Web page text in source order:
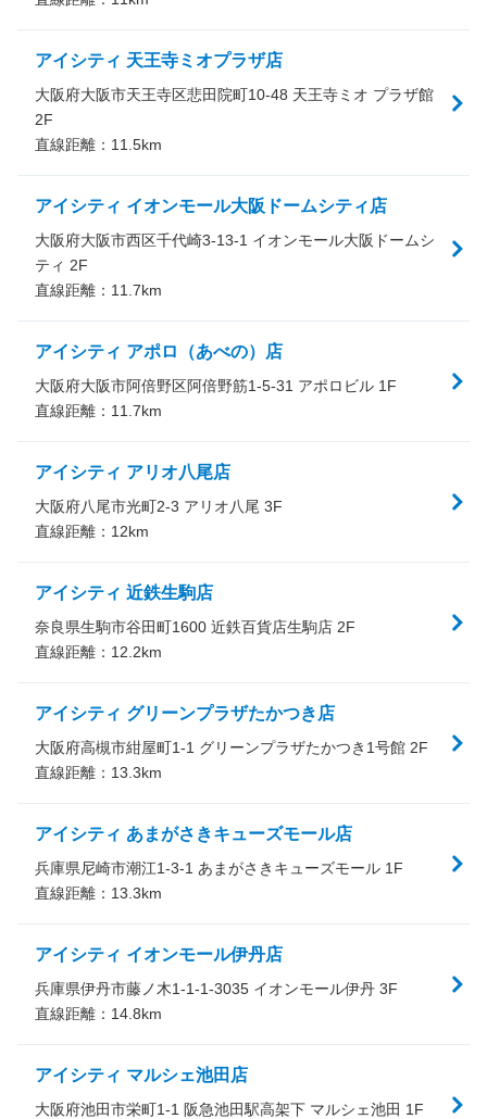
アイシティ 天王寺ミオプラザ店
大阪府大阪市天王寺区悲田院町10-48 天王寺ミオ プラザ館
2F
直線距離： 11.5km
アイシティ イオンモール大阪ドームシティ店
大阪府大阪市西区千代崎3-13-1 イオンモール大阪ドームシ
ティ 2F
直線距離： 11.7km
アイシティ アポロ（あべの）店
大阪府大阪市阿倍野区阿倍野筋1-5-31 アポロビル 1F
直線距離： 11.7km
アイシティ アリオ八尾店
大阪府八尾市光町2-3 アリオ八尾 3F
直線距離： 12km
アイシティ 近鉄生駒店
奈良県生駒市谷田町1600 近鉄百貨店生駒店 2F
直線距離： 12.2km
アイシティ グリーンプラザたかつき店
大阪府高槻市紺屋町1-1 グリーンプラザたかつき1号館 2F
直線距離： 13.3km
アイシティ あまがさきキューズモール店
兵庫県尼崎市潮江1-3-1 あまがさきキューズモール 1F
直線距離： 13.3km
アイシティ イオンモール伊丹店
兵庫県伊丹市藤ノ木1-1-1-3035 イオンモール伊丹 3F
直線距離： 14.8km
アイシティ マルシェ池田店
大阪府池田市栄町1-1 阪急池田駅高架下 マルシェ池田 1F